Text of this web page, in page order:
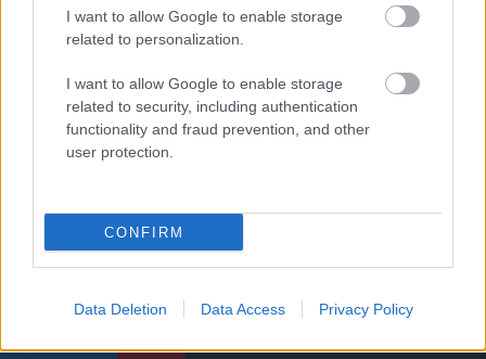
I want to allow Google to enable storage
related to personalization.
I want to allow Google to enable storage
related to security, including authentication
functionality and fraud prevention, and other
user protection.
CONFIRM
Data Deletion Data Access Privacy Policy
KIK MARADNAK ÉS
TÁVOZNAK A UNITEDTŐL?
BRIGHTON & HOVE ALBION